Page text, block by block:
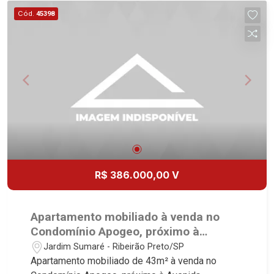
imobiliário desde 2000. Especialistas em Venda,
Locação e Lançamentos! Avenida João Fiúsa,
Cód. 45398
R$ 386.000,00 V
Apartamento mobiliado à venda no
Condomínio Apogeo, próximo à
Avenida Professor João Fiúsa -
Ribeirão Preto/SP.
Jardim Sumaré - Ribeirão Preto/SP
Apartamento mobiliado de 43m² à venda no